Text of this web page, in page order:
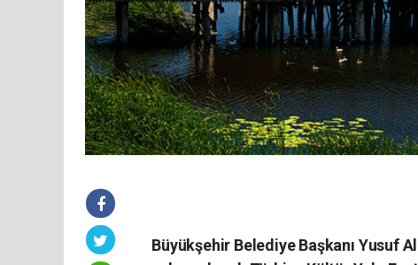
Büyükşehir Belediye Başkanı Yusuf